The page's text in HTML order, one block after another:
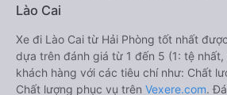
Lào Cai
Xe đi Lào Cai từ Hải Phòng tốt nhất
dựa trên đánh giá từ 1 đến 5 (1: tệ
khách hàng với các tiêu chí như: Chất
Chất lượng phục vụ trên Vexere.com.